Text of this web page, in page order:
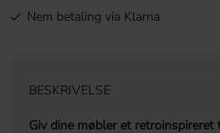
Nem betaling via Klarna
BESKRIVELSE
Giv dine møbler et retroinspireret